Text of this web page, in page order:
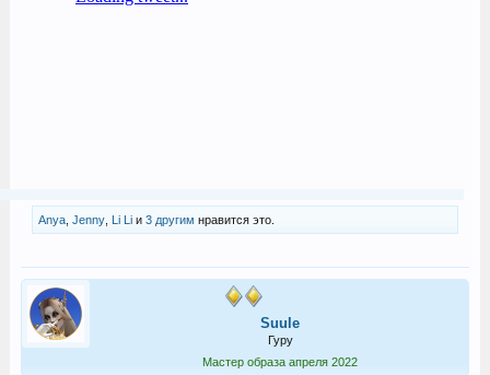
Anya, Jenny, Li Liи 3 другим нравится это.
Suule
Гуру
Мастер образа апреля 2022